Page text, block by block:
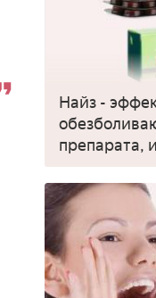
Найз -
препарата,
применять